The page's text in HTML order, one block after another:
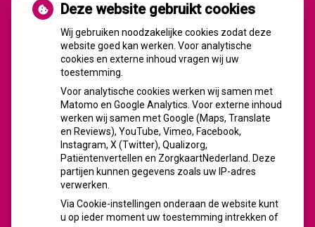
CZ vergoedt zorg van twee gespecialiseerde
revalidatieartsen niet meer
De sleutel tot blijvend afvallen? Dat doe je volgens
onderzoek veel effectiever samen
Spoedeisende hulp zag dit weekend meer mensen met
heup- en polsbreuken binnenkomen
Een recept voor een wandeling: waarom Erasmus MC
patiënten het park in stuurt
FACEBOOK
Deze website gebruikt cookies
Wij gebruiken noodzakelijke cookies zodat deze
website goed kan werken. Voor analytische
cookies en externe inhoud vragen wij uw
toestemming.
Voor analytische cookies werken wij samen met
Matomo en Google Analytics. Voor externe inhoud
werken wij samen met Google (Maps, Translate
en Reviews), YouTube, Vimeo, Facebook,
Instagram, X (Twitter), Qualizorg,
Patiëntenvertellen en ZorgkaartNederland. Deze
partijen kunnen gegevens zoals uw IP-adres
verwerken.
Via Cookie-instellingen onderaan de website kunt
u op ieder moment uw toestemming intrekken of